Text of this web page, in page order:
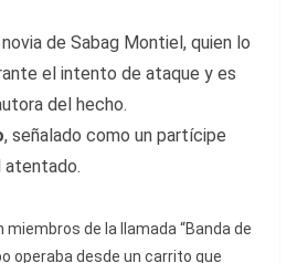
novia de Sabag Montiel, quien lo
el intento de ataque y es
del hecho.
, señalado como un partícipe
atentado.
de la llamada “Banda de
operaba desde un carrito que